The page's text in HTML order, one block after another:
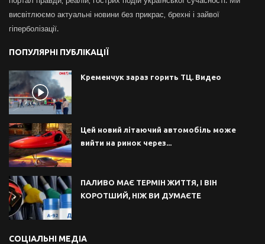
висвітлюємо актуальні новини без прикрас, брехні і зайвої
гіперболізації.
ПОПУЛЯРНІ ПУБЛІКАЦІЇ
Кременчук зараз горить ТЦ. Видео
Цей новий літаючий автомобіль може
вийти на ринок через...
ПАЛИВО МАЄ ТЕРМІН ЖИТТЯ, І ВІН
КОРОТШИЙ, НІЖ ВИ ДУМАЄТЕ
СОЦІАЛЬНІ МЕДІА